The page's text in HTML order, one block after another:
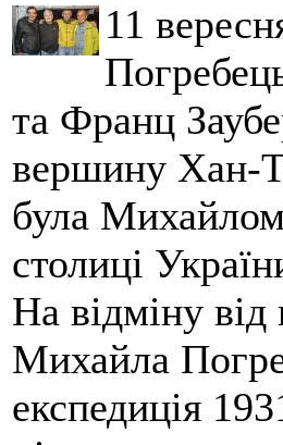
11
та Франц
вершину Хан-
була
столиці
На відміну
Михайла
експедиція